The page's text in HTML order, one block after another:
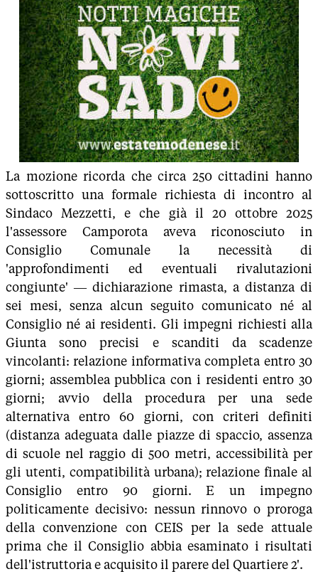
La mozione ricorda che circa 250 cittadini hanno
sottoscritto una formale richiesta di incontro al
Sindaco Mezzetti, e che già il 20 ottobre 2025
l'assessore Camporota aveva riconosciuto in
Consiglio Comunale la necessità di
'approfondimenti ed eventuali rivalutazioni
congiunte' — dichiarazione rimasta, a distanza di
sei mesi, senza alcun seguito comunicato né al
Consiglio né ai residenti. Gli impegni richiesti alla
Giunta sono precisi e scanditi da scadenze
vincolanti: relazione informativa completa entro 30
giorni; assemblea pubblica con i residenti entro 30
giorni; avvio della procedura per una sede
alternativa entro 60 giorni, con criteri definiti
(distanza adeguata dalle piazze di spaccio, assenza
di scuole nel raggio di 500 metri, accessibilità per
gli utenti, compatibilità urbana); relazione finale al
Consiglio entro 90 giorni. E un impegno
politicamente decisivo: nessun rinnovo o proroga
della convenzione con CEIS per la sede attuale
prima che il Consiglio abbia esaminato i risultati
dell'istruttoria e acquisito il parere del Quartiere 2'.